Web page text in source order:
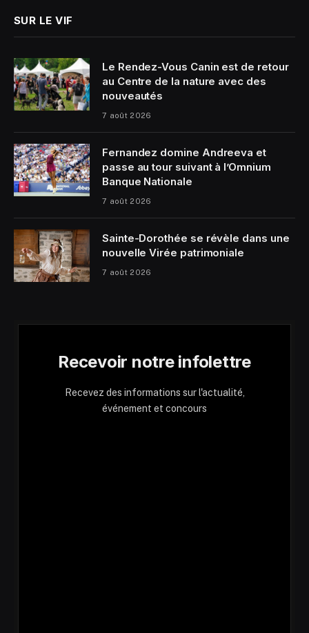
SUR LE VIF
Le Rendez-Vous Canin est de retour
au Centre de la nature avec des
nouveautés
7 août 2026
Fernandez domine Andreeva et
passe au tour suivant à l’Omnium
Banque Nationale
7 août 2026
Sainte-Dorothée se révèle dans une
nouvelle Virée patrimoniale
7 août 2026
Recevoir notre infolettre
Recevez des informations sur l'actualité,
événement et concours